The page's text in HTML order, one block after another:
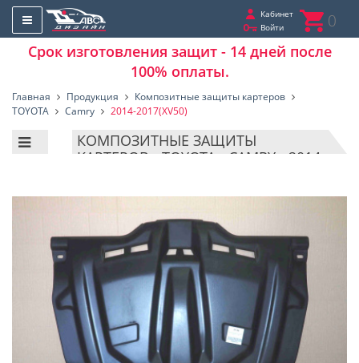
Кабинет
Войти
0
Срок изготовления защит - 14 дней после
100% оплаты.
Главная Продукция
Композитные защиты картеров
TOYOTA
Camry 2014-2017(XV50)
КОМПОЗИТНЫЕ ЗАЩИТЫ
КАРТЕРОВ - TOYOTA - CAMRY - 2014-